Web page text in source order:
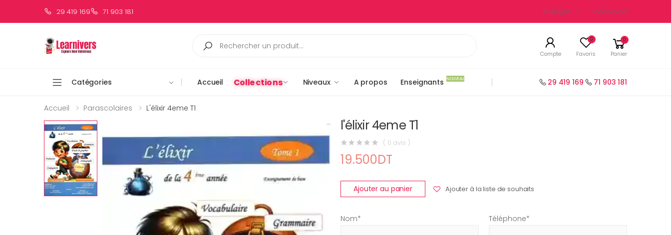
29 419 169 71 903 181 Français Connexion
Compte
0
Favoris
0
Panier
Catégories Accueil Collections Niveaux A propos Enseignants NOUVEAU 29 419 169 71 903 181
Accueil Parascolaires L'élixir 4eme T1
l'élixir 4eme T1
( 0 avis )
19.500DT
Ajouter au panier Ajouter à la liste de souhaits
Nom* Téléphone*